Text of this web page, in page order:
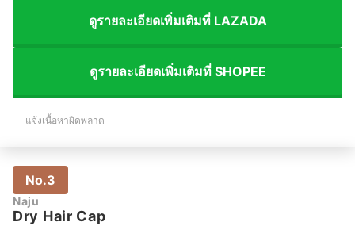
ดูรายละเอียดเพิ่มเติมที่ LAZADA
ดูรายละเอียดเพิ่มเติมที่ SHOPEE
แจ้งเนื้อหาผิดพลาด
No.3
Naju
Dry Hair Cap